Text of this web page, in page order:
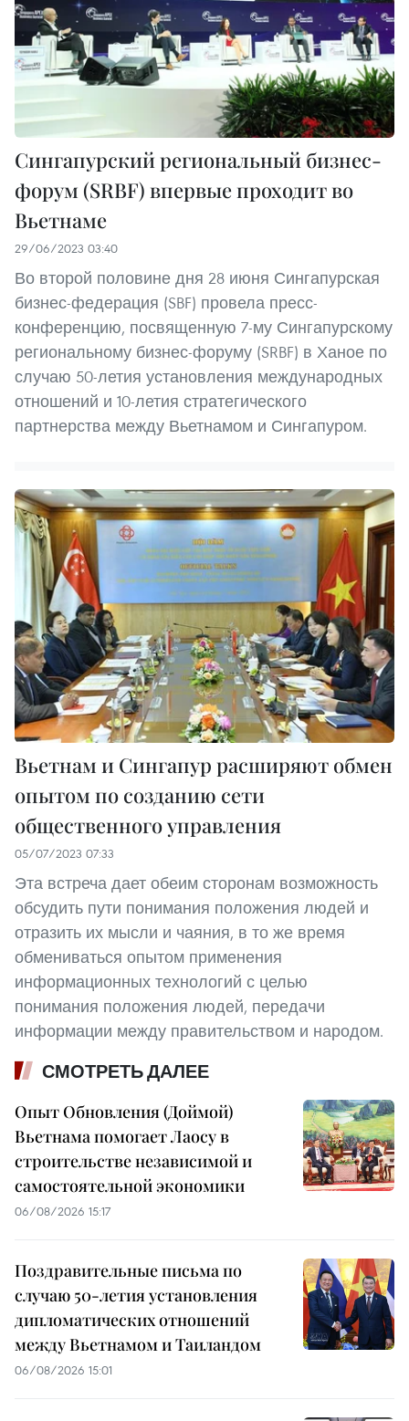
Сингапурский региональный бизнес-
форум (SRBF) впервые проходит во
Вьетнаме
29/06/2023 03:40
Во второй половине дня 28 июня Сингапурская
бизнес-федерация (SBF) провела пресс-
конференцию, посвященную 7-му Сингапурскому
региональному бизнес-форуму (SRBF) в Ханое по
случаю 50-летия установления международных
отношений и 10-летия стратегического
партнерства между Вьетнамом и Сингапуром.
Вьетнам и Сингапур расширяют обмен
опытом по созданию сети
общественного управления
05/07/2023 07:33
Эта встреча дает обеим сторонам возможность
обсудить пути понимания положения людей и
отразить их мысли и чаяния, в то же время
обмениваться опытом применения
информационных технологий с целью
понимания положения людей, передачи
информации между правительством и народом.
СМОТРЕТЬ ДАЛЕЕ
Опыт Обновления (Доймой)
Вьетнама помогает Лаосу в
строительстве независимой и
самостоятельной экономики
06/08/2026 15:17
Поздравительные письма по
случаю 50-летия установления
дипломатических отношений
между Вьетнамом и Таиландом
06/08/2026 15:01